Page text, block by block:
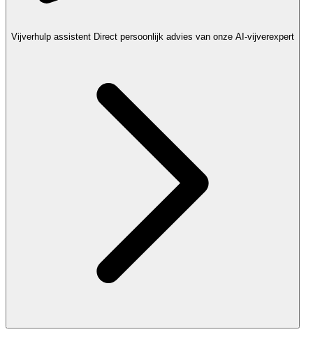
Vijverhulp assistent Direct persoonlijk advies van onze AI-vijverexpert